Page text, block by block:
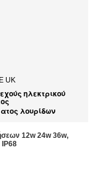
UK
ηλεκτρικού
λουρίδων
12w 24w 36w,
IP68